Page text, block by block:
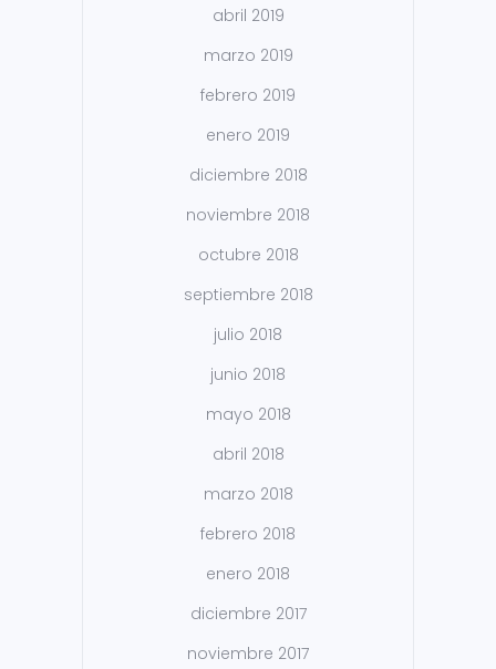
abril 2019
marzo 2019
febrero 2019
enero 2019
diciembre 2018
noviembre 2018
octubre 2018
septiembre 2018
julio 2018
junio 2018
mayo 2018
abril 2018
marzo 2018
febrero 2018
enero 2018
diciembre 2017
noviembre 2017